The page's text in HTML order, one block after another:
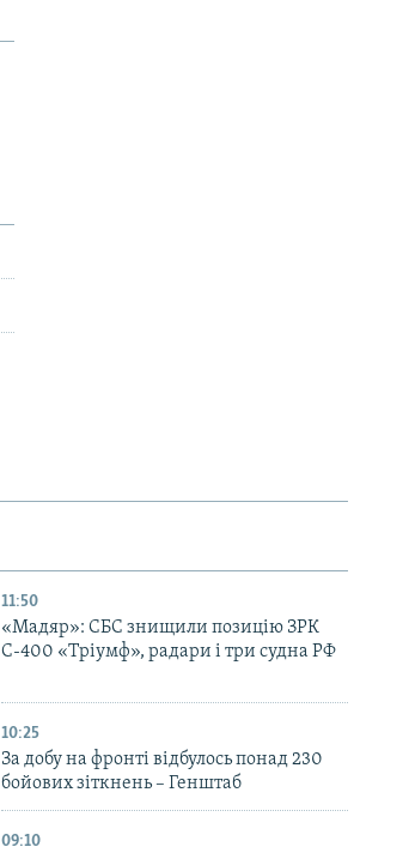
11:50
«Мадяр»: СБС знищили позицію ЗРК
С-400 «Тріумф», радари і три судна РФ
10:25
За добу на фронті відбулось понад 230
бойових зіткнень – Генштаб
09:10